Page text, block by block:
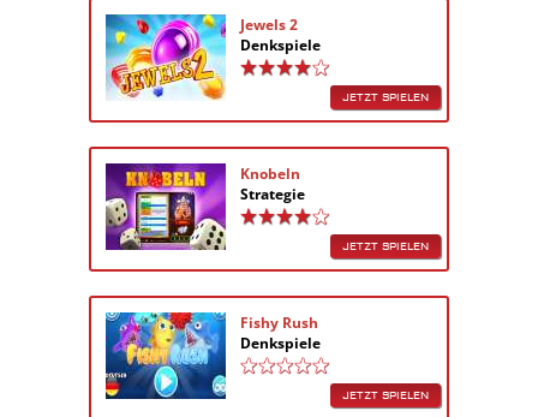
Jewels 2
Denkspiele
JETZT SPIELEN
Knobeln
Strategie
JETZT SPIELEN
Fishy Rush
Denkspiele
JETZT SPIELEN